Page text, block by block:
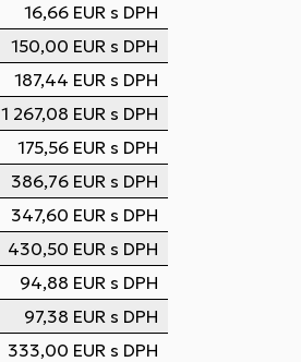
16,66 EUR s DPH
150,00 EUR s DPH
187,44 EUR s DPH
1 267,08 EUR s DPH
175,56 EUR s DPH
386,76 EUR s DPH
347,60 EUR s DPH
430,50 EUR s DPH
94,88 EUR s DPH
97,38 EUR s DPH
333,00 EUR s DPH